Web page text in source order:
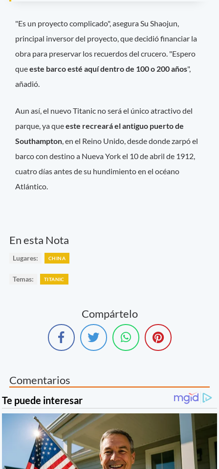
"Es un proyecto complicado", asegura Su Shaojun,
principal inversor del proyecto, que decidió financiar la
obra para preservar los recuerdos del crucero. "Espero
queeste barco esté aquí dentro de 100 o 200 años",
añadió.
Aun así, el nuevo Titanic no será el único atractivo del
parque, ya queeste recreará el antiguo puerto de
Southampton, en el Reino Unido, desde donde zarpó el
barco con destino a Nueva York el 10 de abril de 1912,
cuatro días antes de su hundimiento en el océano
Atlántico.
En esta Nota
Lugares: CHINA
Temas: TITANIC
Compártelo
Comentarios